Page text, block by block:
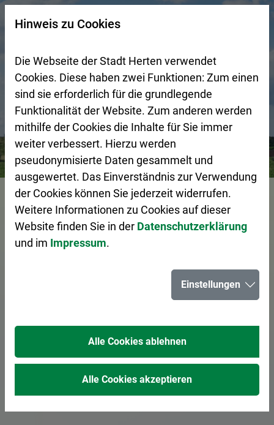
Zur Startseite (Schnelltaste 0)
Zum Seitenanfang springen (Schnelltaste A)
Zur Navigation/Menü springen (Schnelltaste M)
Zur Suche springen (Schnelltaste 8)
Zum Inhalt springen (Schnelltaste I)
Zum Fußbereich springen (Schnelltaste Z)
Bürgerservice Pressemeldungen Großer Dank an
Vorlesen
Großer Dank an
Feuerwehrleute
beim
traditionellen
Weihnachtsbesuch
Suchseite mit Schnellsuche
Hinweis zu Cookies
Die Webseite der Stadt Herten verwendet
Cookies. Diese haben zwei Funktionen: Zum einen
sind sie erforderlich für die grundlegende
Funktionalität der Website. Zum anderen werden
mithilfe der Cookies die Inhalte für Sie immer
weiter verbessert. Hierzu werden
pseudonymisierte Daten gesammelt und
ausgewertet. Das Einverständnis zur Verwendung
der Cookies können Sie jederzeit widerrufen.
Weitere Informationen zu Cookies auf dieser
Website finden Sie in der Datenschutzerklärung
und im Impressum.
Einstellungen
Alle Cookies ablehnen
Alle Cookies akzeptieren